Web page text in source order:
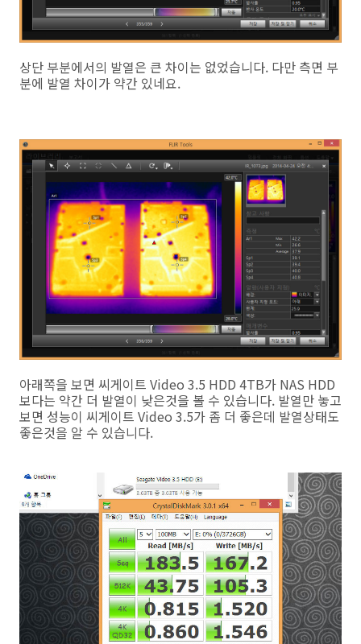
상단 부분에서의 발열은 큰 차이는 없었습니다. 다만 측면 부
분에 발열 차이가 약간 있네요.
아래쪽을 보면 씨게이트 Video 3.5 HDD 4TB가 NAS HDD
보다는 약간 더 발열이 낮은것을 볼 수 있습니다. 발열만 놓고
보면 성능이 씨게이트 Video 3.5가 좀 더 좋은데 발열상태도
좋은것을 알 수 있습니다.